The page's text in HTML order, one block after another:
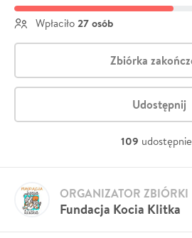
Wpłaciło 27 osób
Zbiórka
Udostępnij
109
Fundacja Kocia Klitka
ORGANIZATOR ZBIÓRKI